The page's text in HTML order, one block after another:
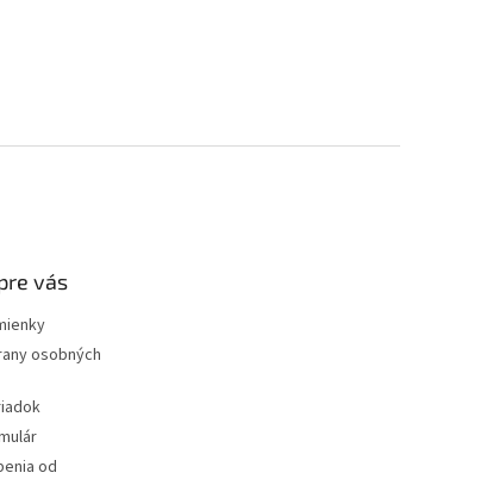
vás
osobných
od